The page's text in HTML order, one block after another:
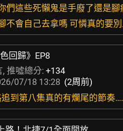
們這些死懶鬼是手廢了還是
不會自己去拿嗎 可憐真的要
回歸》EP8
, 推噓總分: +134
07/18 13:28 (2周前)
追到第八集真的有爛尾的節奏